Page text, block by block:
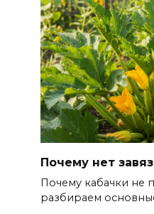
Почему нет
Почему кабачки не
разбираем